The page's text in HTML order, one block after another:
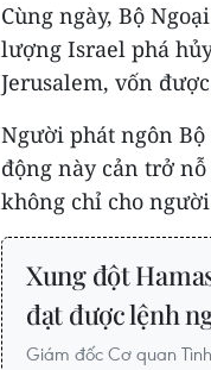
Cùng ngày, Bộ
lượng Israel phá
Jerusalem, vốn
Người phát ngôn
động này cản trở
không chỉ cho
Xung đột
đạt được lệnh
Giám đốc Cơ quan